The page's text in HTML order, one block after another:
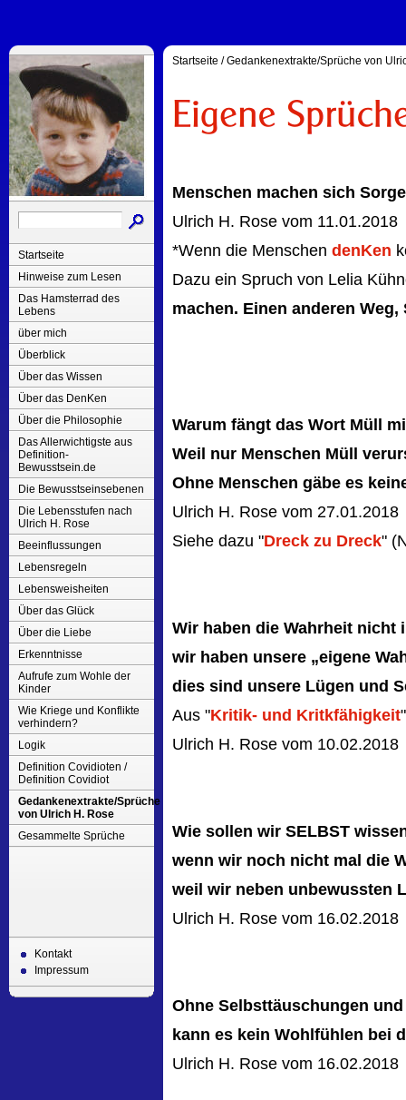
Startseite
Hinweise zum Lesen
Das Hamsterrad des
Lebens
über mich
Überblick
Über das Wissen
Über das DenKen
Über die Philosophie
Das Allerwichtigste aus
Definition-
Bewusstsein.de
Die Bewusstseinsebenen
Die Lebensstufen nach
Ulrich H. Rose
Beeinflussungen
Lebensregeln
Lebensweisheiten
Über das Glück
Über die Liebe
Erkenntnisse
Aufrufe zum Wohle der
Kinder
Wie Kriege und Konflikte
verhindern?
Logik
Definition Covidioten /
Definition Covidiot
Gedankenextrakte/Sprüche
von Ulrich H. Rose
Gesammelte Sprüche
Kontakt
Impressum
Startseite /Gedankenextrakte/Sprüche von
Menschen machen sich
Ulrich H. Rose vom 11.01.2018
*Wenn die Menschen denKen
Dazu ein Spruch von Lelia
machen. Einen anderen
Warum fängt das Wort Müll
Weil nur Menschen Müll
Ohne Menschen gäbe es
Ulrich H. Rose vom 27.01.2018
Siehe dazu "Dreck zu Dreck"
Wir haben die Wahrheit nicht
wir haben unsere „eigene
dies sind unsere Lügen und
Aus "Kritik- und Kritkfähigkeit
Ulrich H. Rose vom 10.02.2018
Wie sollen wir SELBST
wenn wir noch nicht mal die
weil wir neben unbewussten
Ulrich H. Rose vom 16.02.2018
Ohne Selbsttäuschungen
kann es kein Wohlfühlen bei
Ulrich H. Rose vom 16.02.2018